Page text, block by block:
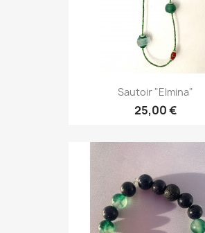
Sautoir "Elmina"
25,00 €